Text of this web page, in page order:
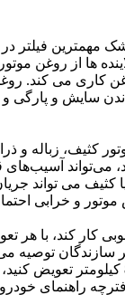
شک مهمترین فیلتر
ها از روغن
کاری می کند.
سایش و پارگی
کثیف، زباله و
می‌تواند آسیب‌های
کثیف می تواند
و خرابی
کار کند، با هر
سازندگان توصیه
روغن را هر 5000 تا 8000
راهنمای